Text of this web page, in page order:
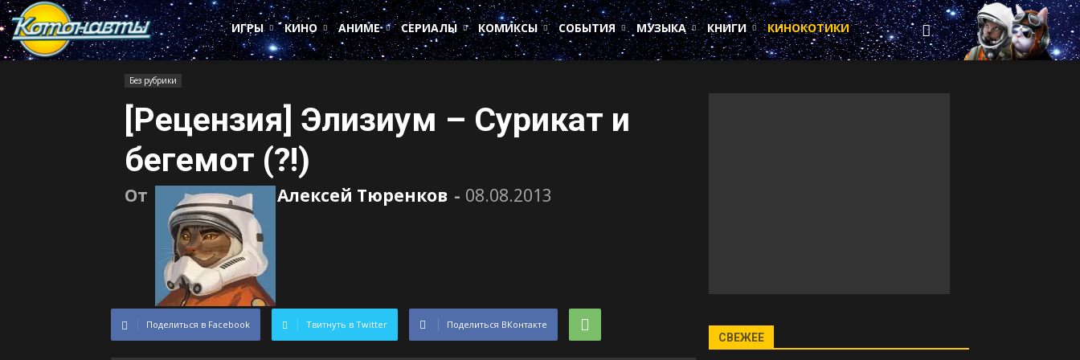
Котонавты
ИГРЫ
КИНО АНИМЕ СЕРИАЛЫ КОМИКСЫ СОБЫТИЯ МУЗЫКА КНИГИ КИНОКОТИКИ
Без рубрики
[Рецензия] Элизиум – Сурикат и
бегемот (?!)
От Алексей Тюренков - 08.08.2013
Поделиться в Facebook Твитнуть в Twitter Поделиться ВКонтакте
СВЕЖЕЕ